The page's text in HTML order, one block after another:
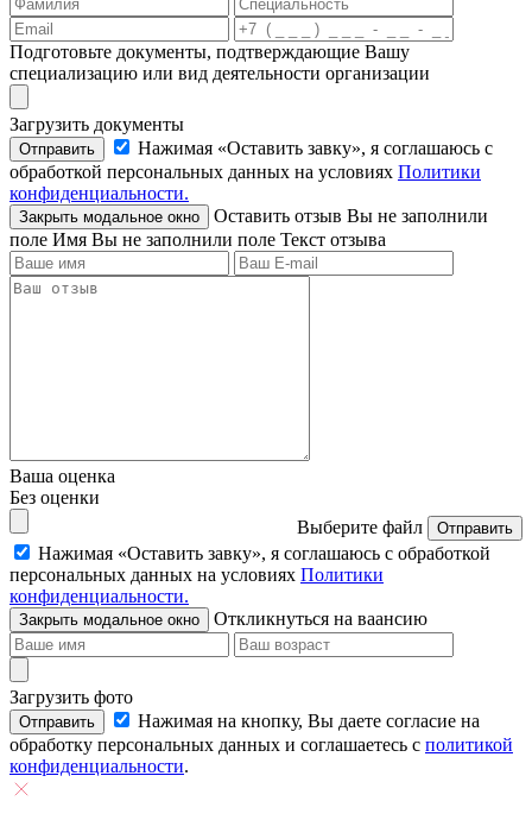
Подготовьте документы, подтверждающие Вашу
специализацию или вид деятельности организации
Загрузить документы
Отправить
Нажимая «Оставить завку», я соглашаюсь c
обработкой персональных данных на условиях Политики
конфиденциальности.
Закрыть модальное окно Оставить отзыв Вы не заполнили
поле Имя Вы не заполнили поле Текст отзыва
Ваша оценка
Без оценки
Выберите файл
Отправить
Нажимая «Оставить завку», я соглашаюсь c обработкой
персональных данных на условиях Политики
конфиденциальности.
Закрыть модальное окно Откликнуться на ваансию
Загрузить фото
Отправить
Нажимая на кнопку, Вы даете согласие на
обработку персональных данных и соглашаетесь c политикой
конфиденциальности.